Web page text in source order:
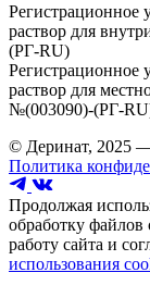
Регистрационное
раствор для
(РГ-RU)
Регистрационное
раствор для
№(003090)-(РГ-
© Деринат, 2025
Политика
Продолжая
обработку
работу сайта и
использования